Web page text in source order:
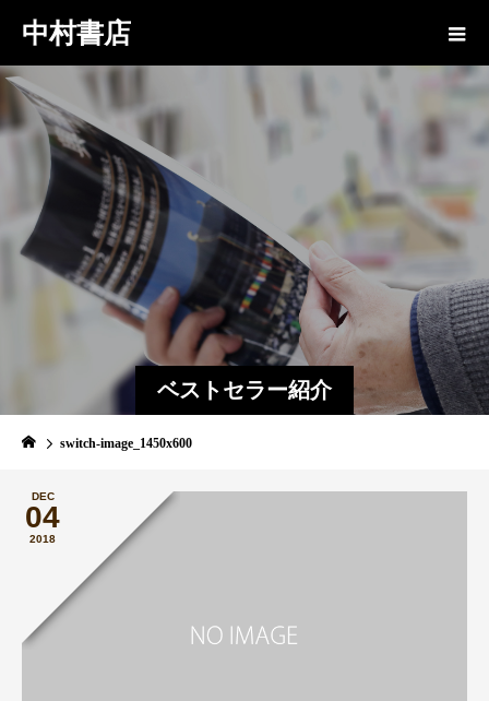
中村書店
ベストセラー紹介
switch-image_1450x600
DEC
04
2018